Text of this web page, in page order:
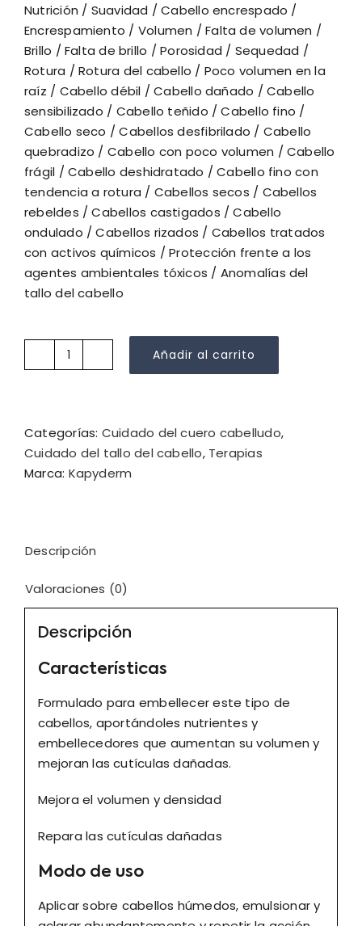
Nutrición / Suavidad / Cabello encrespado /
Encrespamiento / Volumen / Falta de volumen /
Brillo / Falta de brillo / Porosidad / Sequedad /
Rotura / Rotura del cabello / Poco volumen en la
raíz / Cabello débil / Cabello dañado / Cabello
sensibilizado / Cabello teñido / Cabello fino /
Cabello seco / Cabellos desfibrilado / Cabello
quebradizo / Cabello con poco volumen / Cabello
frágil / Cabello deshidratado / Cabello fino con
tendencia a rotura / Cabellos secos / Cabellos
rebeldes / Cabellos castigados / Cabello
ondulado / Cabellos rizados / Cabellos tratados
con activos químicos / Protección frente a los
agentes ambientales tóxicos / Anomalías del
tallo del cabello
Kapyderm
Cabellos
Sensibles
ml.
Añadir al carrito
Categorías: Cuidado del cuero cabelludo,
Cuidado del tallo del cabello, Terapias
Marca: Kapyderm
Descripción
Valoraciones (0)
Descripción
Características
Formulado para embellecer este tipo de
cabellos, aportándoles nutrientes y
embellecedores que aumentan su volumen y
mejoran las cutículas dañadas.
Mejora el volumen y densidad
Repara las cutículas dañadas
Modo de uso
Aplicar sobre cabellos húmedos, emulsionar y